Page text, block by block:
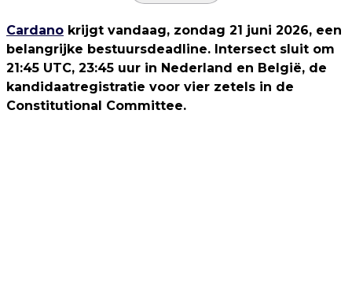
Cardano krijgt vandaag, zondag 21 juni 2026, een
belangrijke bestuursdeadline. Intersect sluit om
21:45 UTC, 23:45 uur in Nederland en België, de
kandidaatregistratie voor vier zetels in de
Constitutional Committee.